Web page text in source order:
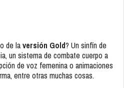
de laversión Gold? Un sinfín de
un sistema de combate cuerpo a
de voz femenina o animaciones
entre otras muchas cosas.